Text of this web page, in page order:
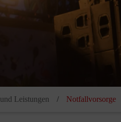
Leistungen Notfallvorsorge